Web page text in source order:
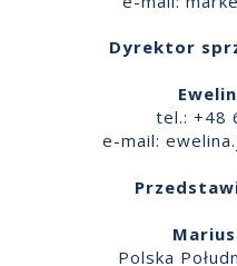
Dyrektor
tel.: +48
e-mail:
Polska